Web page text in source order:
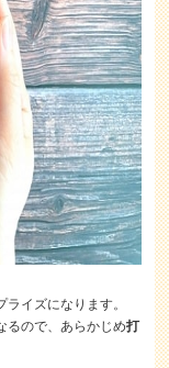
イズになります。
るので、あらかじめ打